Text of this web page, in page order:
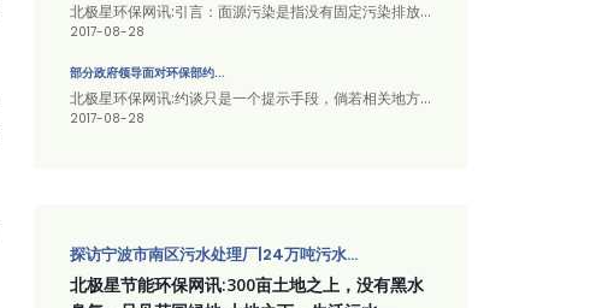
北极星环保网讯:引言：面源污染是指没有固定污染排放...
2017-08-28
部分政府领导面对环保部约...
北极星环保网讯:约谈只是一个提示手段，倘若相关地方...
2017-08-28
探访宁波市南区污水处理厂|24万吨污水...
北极星节能环保网讯:300亩土地之上，没有黑水